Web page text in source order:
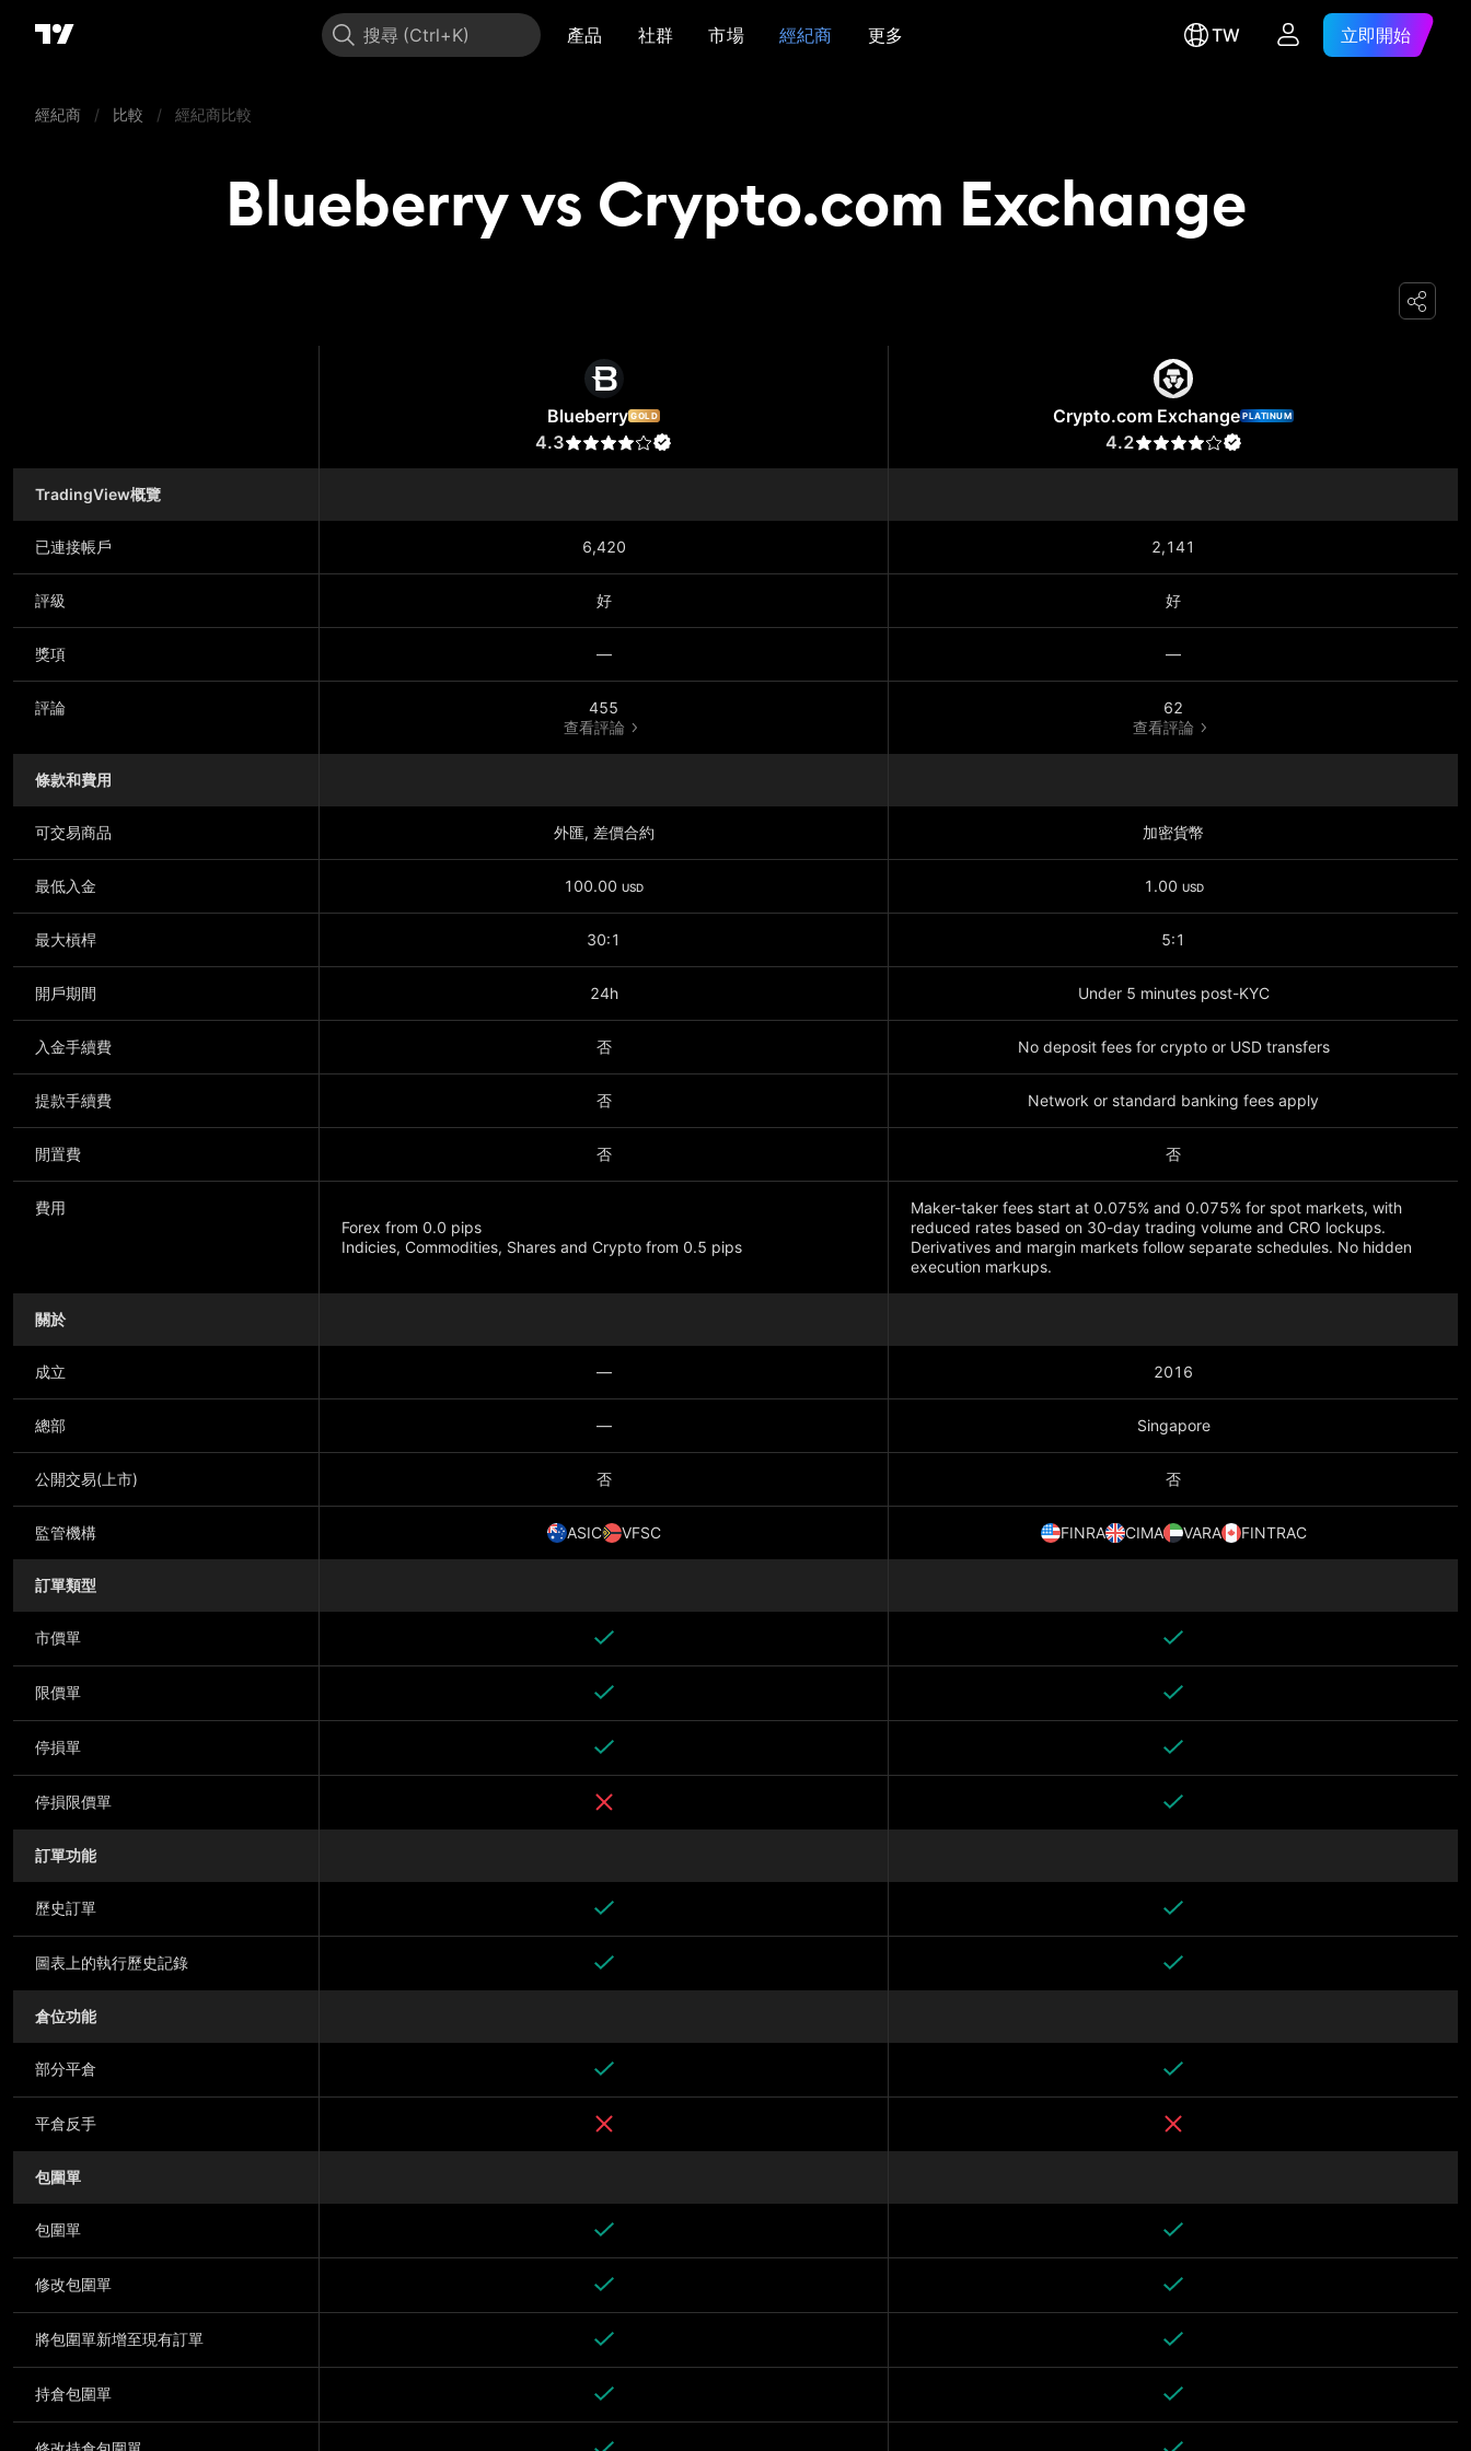
搜尋 產品 社群 市場 經紀商 更多 TW 立即開始
經紀商 / 比較 / 經紀商比較
Blueberry vs Crypto.com Exchange
Blueberry GOLD
4.3
Crypto.com Exchange PLATINUM
4.2
TradingView概覽
已連接帳戶 6,420 2,141
評級 好 好
獎項 — —
評論
455
查看評論
62
查看評論
條款和費用
可交易商品 外匯, 差價合約 加密貨幣
最低入金 100.00 USD 1.00 USD
最大槓桿 30:1 5:1
開戶期間 24h Under 5 minutes post-KYC
入金手續費 否 No deposit fees for crypto or USD transfers
提款手續費 否 Network or standard banking fees apply
閒置費 否 否
費用
Forex from 0.0 pips
Indicies, Commodities, Shares and Crypto from 0.5 pips
Maker-taker fees start at 0.075% and 0.075% for spot markets, with
reduced rates based on 30-day trading volume and CRO lockups.
Derivatives and margin markets follow separate schedules. No hidden
execution markups.
關於
成立 — 2016
總部 — Singapore
公開交易(上市) 否 否
監管機構 ASIC VFSC FINRA CIMA VARA FINTRAC
訂單類型
市價單
限價單
停損單
停損限價單
訂單功能
歷史訂單
圖表上的執行歷史記錄
倉位功能
部分平倉
平倉反手
包圍單
包圍單
修改包圍單
將包圍單新增至現有訂單
持倉包圍單